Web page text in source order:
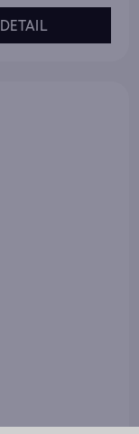
DETAIL